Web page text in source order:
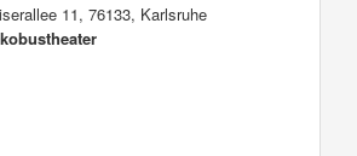
11, 76133, Karlsruhe